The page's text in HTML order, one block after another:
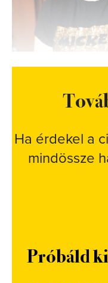
Ha érdekel a
mindössze
Próbáld